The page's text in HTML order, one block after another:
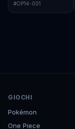
#OP14-001
GIOCHI
Pokémon
One Piece